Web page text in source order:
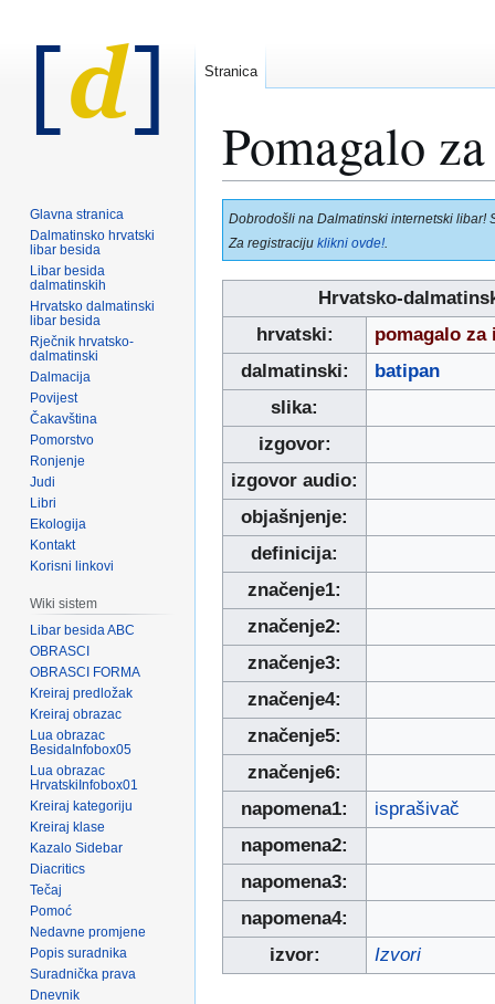
Pomagalo
Prijeđi
na
navigaciju
Prijeđi
na
pretraživanje
Dobrodošli na Dalmatinski internetski libar!
Za registraciju klikni ovde!
Hrvatsko-
hrvatski:
pomagalo za
dalmatinski:
batipan
slika:
izgovor:
izgovor audio:
objašnjenje:
definicija:
značenje1:
značenje2:
značenje3:
značenje4:
značenje5:
značenje6:
napomena1:
isprašivač
napomena2:
napomena3:
napomena4:
izvor:
Izvori
Stranica
Glavna stranica
Dalmatinsko hrvatski
libar besida
Libar besida
dalmatinskih
Hrvatsko dalmatinski
libar besida
Rječnik hrvatsko-
dalmatinski
Dalmacija
Povijest
Čakavština
Pomorstvo
Ronjenje
Judi
Libri
Ekologija
Kontakt
Korisni linkovi
Wiki sistem
Libar besida ABC
OBRASCI
OBRASCI FORMA
Kreiraj predložak
Kreiraj obrazac
Lua obrazac
BesidaInfobox05
Lua obrazac
HrvatskiInfobox01
Kreiraj kategoriju
Kreiraj klase
Kazalo Sidebar
Diacritics
Tečaj
Pomoć
Nedavne promjene
Popis suradnika
Suradnička prava
Dnevnik